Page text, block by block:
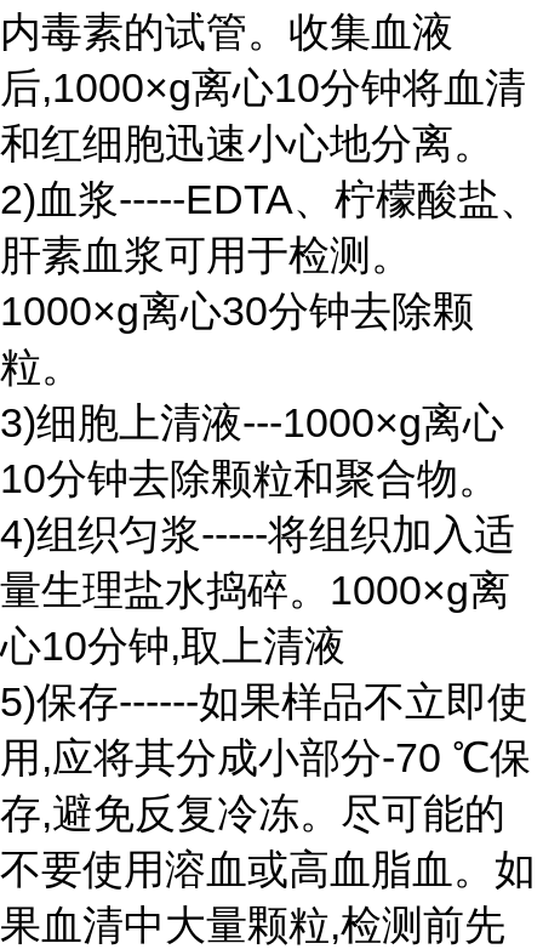
内毒素的试管。收集血液
后,1000×g离心10分钟将血清
和红细胞迅速小心地分离。
2)血浆-----EDTA、柠檬酸盐、
肝素血浆可用于检测。
1000×g离心30分钟去除颗
粒。
3)细胞上清液---1000×g离心
10分钟去除颗粒和聚合物。
4)组织匀浆-----将组织加入适
量生理盐水捣碎。1000×g离
心10分钟,取上清液
5)保存------如果样品不立即使
用,应将其分成小部分-70 ℃保
存,避免反复冷冻。尽可能的
不要使用溶血或高血脂血。如
果血清中大量颗粒,检测前先